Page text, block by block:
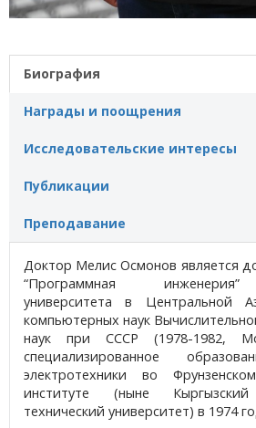
Биография
Награды и поощрения
Исследовательские интересы
Публикации
Преподавание
Доктор Мелис Осмонов является
“Программная инженерия”
университета в Центральной
компьютерных наук
наук при СССР (1978-1982,
специализированное
электротехники во
институте (ныне Кыргызский
технический университет) в 1974